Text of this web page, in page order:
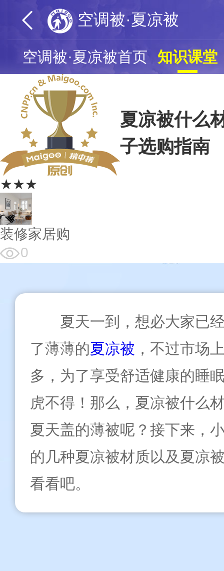
空调被·夏凉被
空调被·夏凉被首页 知识课堂
★★★
夏凉被什么
子选购指南
装修家居购
0
夏天一到，想必大家已
了薄薄的夏凉被 ，不过市场
多，为了享受舒适健康的睡
虎不得！那么，夏凉被什么
夏天盖的薄被呢？接下来，
的几种夏凉被材质以及夏凉
看看吧。